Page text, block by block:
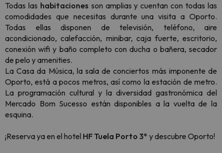
Todas las habitaciones son amplias y cuentan con todas las
comodidades que necesitas durante una visita a Oporto.
Todas ellas disponen de televisión, teléfono, aire
acondicionado, calefacción, minibar, caja fuerte, escritorio,
conexión wifi y baño completo con ducha o bañera, secador
de pelo y amenities.
La Casa da Música, la sala de conciertos más imponente de
Oporto, está a pocos metros, así como la estación de metro.
La programación cultural y la diversidad gastronómica del
Mercado Bom Sucesso están disponibles a la vuelta de la
esquina.
¡Reserva ya en el hotel HF Tuela Porto 3* y descubre Oporto!